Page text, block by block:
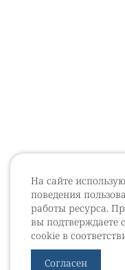
На сайте
поведения
работы ресурса.
вы подтверждаете
cookie в
Согласен